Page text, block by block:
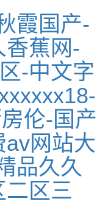
霞国产-
香蕉网-
-中文字
伦-国产
网站大
品久久
二区三